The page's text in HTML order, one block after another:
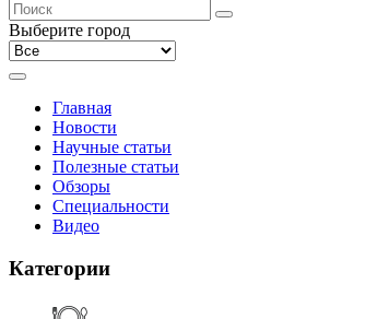
Выберите город
Главная
Новости
Научные статьи
Полезные статьи
Обзоры
Специальности
Видео
Категории